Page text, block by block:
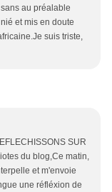
au préalable
et mis en doute
suis triste,
SUR
du blog,Ce matin,
et m'envoie
une réfléxion de